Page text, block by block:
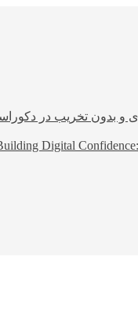
و بدون تخریب در
Digital